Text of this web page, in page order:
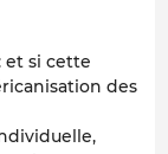
et si cette
des